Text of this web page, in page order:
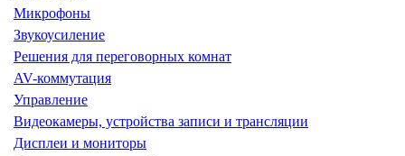
Микрофоны
Звукоусиление
Решения для переговорных комнат
AV-коммутация
Управление
Видеокамеры, устройства записи и трансляции
Дисплеи и мониторы